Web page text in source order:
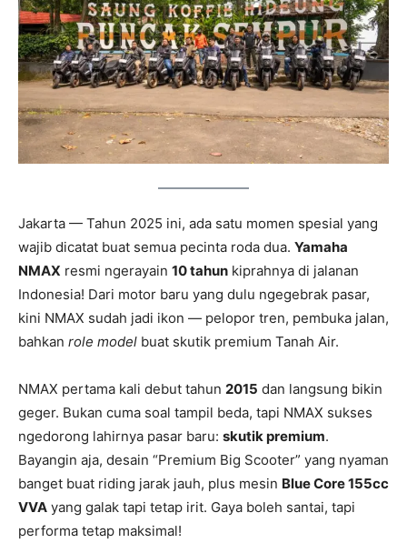
Jakarta — Tahun 2025 ini, ada satu momen spesial yang
wajib dicatat buat semua pecinta roda dua. Yamaha
NMAX resmi ngerayain 10 tahun kiprahnya di jalanan
Indonesia! Dari motor baru yang dulu ngegebrak pasar,
kini NMAX sudah jadi ikon — pelopor tren, pembuka jalan,
bahkan role model buat skutik premium Tanah Air.
NMAX pertama kali debut tahun 2015 dan langsung bikin
geger. Bukan cuma soal tampil beda, tapi NMAX sukses
ngedorong lahirnya pasar baru: skutik premium.
Bayangin aja, desain “Premium Big Scooter” yang nyaman
banget buat riding jarak jauh, plus mesin Blue Core 155cc
VVA yang galak tapi tetap irit. Gaya boleh santai, tapi
performa tetap maksimal!